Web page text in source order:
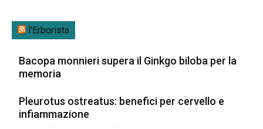
l’Erborista
Bacopa monnieri supera il Ginkgo biloba per la
memoria
Pleurotus ostreatus: benefici per cervello e
infiammazione